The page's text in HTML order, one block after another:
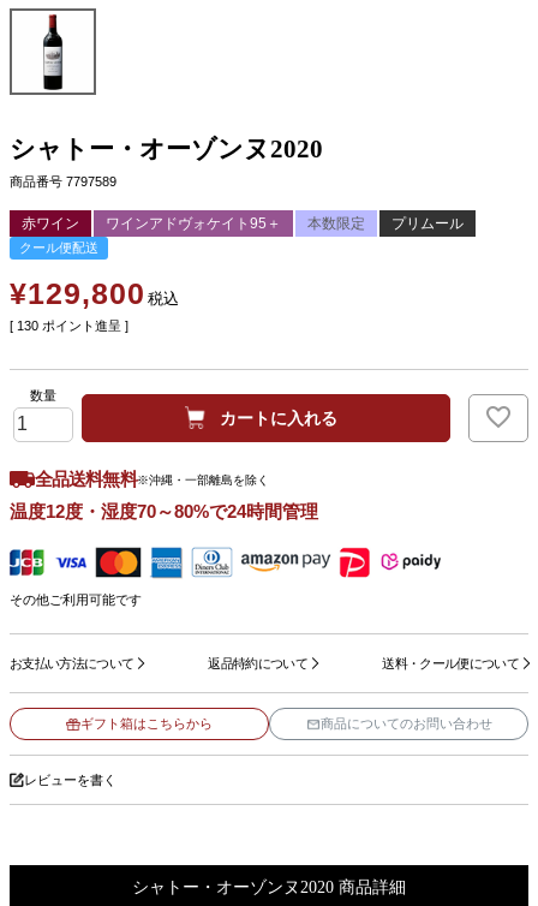
シャトー・オーゾンヌ2020
商品番号 7797589
赤ワイン ワインアドヴォケイト95＋ 本数限定 プリムール
クール便配送
¥129,800 税込
[ 130 ポイント進呈 ]
カートに入れる
全品送料無料※沖縄・一部離島を除く
温度12度・湿度70～80%で24時間管理
その他ご利用可能です
お支払い方法について 返品特約について 送料・クール便について
ギフト箱はこちらから 商品についてのお問い合わせ
レビューを書く
シャトー・オーゾンヌ2020 商品詳細